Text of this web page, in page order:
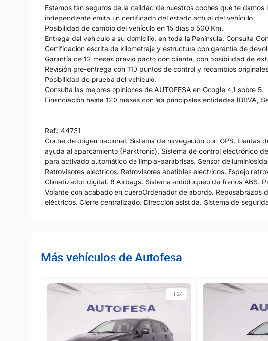
Estamos tan seguros de la calidad de nuestros coches que te
independiente emita un certificado del estado actual del vehículo.
Posibilidad de cambio del vehículo en 15 días o 500 Km.
Entrega del vehículo a su domicilio, en toda la Península. Consulta
Certificación escrita de kilometraje y estructura con garantía de
Garantía de 12 meses previo pacto con cliente, con posibilidad de
Revisión pre-entrega con 110 puntos de control y recambios
Posibilidad de prueba del vehículo.
Consulta las mejores opiniones de AUTOFESA en Google 4,1 sobre 5.
Financiación hasta 120 meses con las principales entidades (BBVA,
Ref.: 44731
Coche de origen nacional. Sistema de navegación con GPS. Llantas
ayuda al aparcamiento (Parktronic). Sistema de control electrónico
para activado automático de limpia-parabrisas. Sensor de
Retrovisores eléctricos. Retrovisores abatibles eléctricos. Espejo
Climatizador digital. 6 Airbags. Sistema antibloqueo de frenos ABS.
Volante con acabado en cueroOrdenador de abordo. Reposabrazos
eléctricos. Cierre centralizado. Dirección asistida. Sistema de
Más vehículos de Autofesa
24